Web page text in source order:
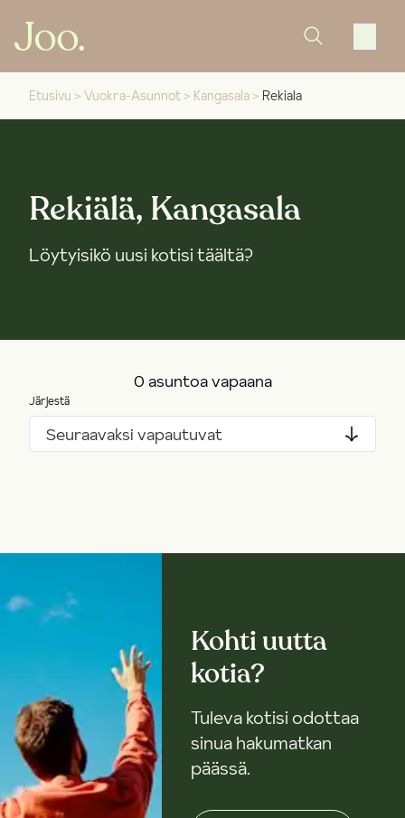
Etusivu > Vuokra-Asunnot > Kangasala > Rekiala
Rekiälä, Kangasala
Löytyisikö uusi kotisi täältä?
0 asuntoa vapaana
Järjestä
Seuraavaksi vapautuvat
Kohti uutta
kotia?
Tuleva kotisi odottaa
sinua hakumatkan
päässä.